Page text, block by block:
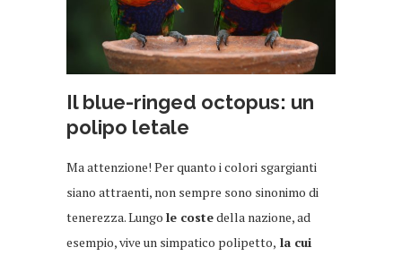
Il blue-ringed octopus: un
polipo letale
Ma attenzione! Per quanto i colori sgargianti
siano attraenti, non sempre sono sinonimo di
tenerezza. Lungo le costedella nazione, ad
esempio, vive un simpatico polipetto, la cui